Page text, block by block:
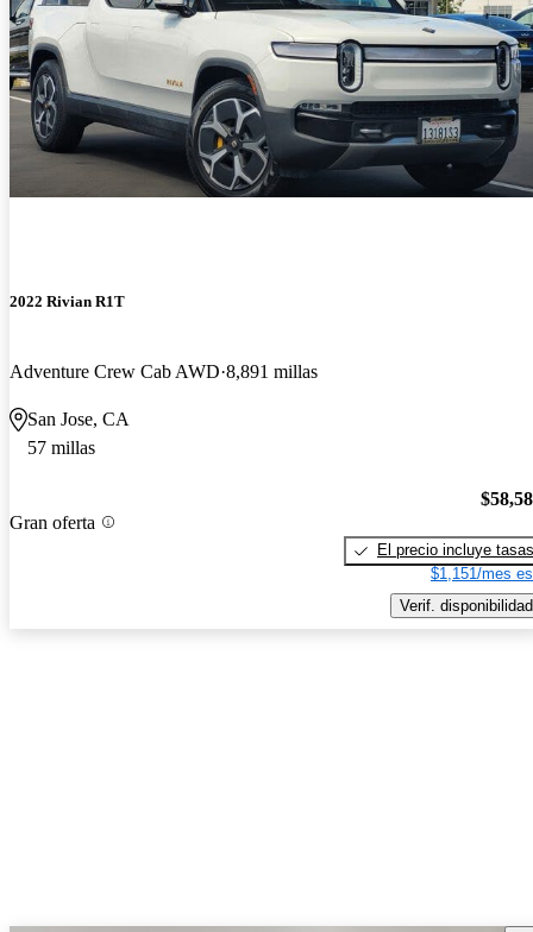
2022 Rivian R1T
Adventure Crew Cab AWD 8,891 millas
San Jose, CA
57 millas
Gran oferta
El precio incluye tasas
$1,151/mes
Verif. disponibilidad